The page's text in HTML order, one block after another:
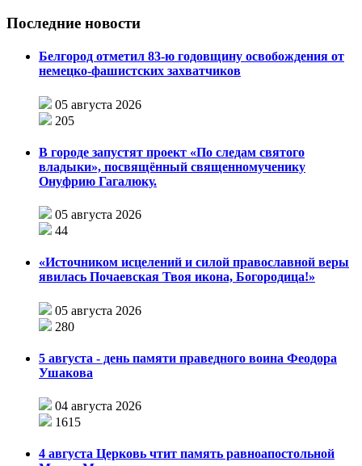
Последние новости
Белгород отметил 83-ю годовщину освобождения от
немецко-фашистских захватчиков
05 августа 2026
205
В городе запустят проект «По следам святого
владыки», посвящённый священномученику
Онуфрию Гагалюку.
05 августа 2026
44
«Источником исцелений и силой православной веры
явилась Почаевская Твоя икона, Богородица!»
05 августа 2026
280
5 августа - день памяти праведного воина Феодора
Ушакова
04 августа 2026
1615
4 августа Церковь чтит память равноапостольной